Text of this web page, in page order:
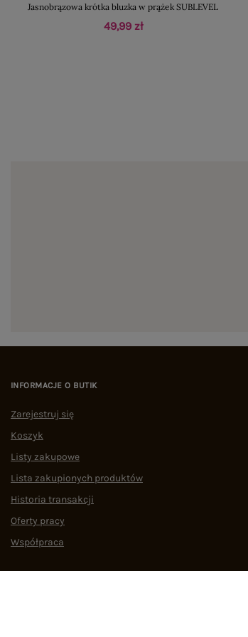
Jasnobrązowa krótka bluzka w prążek SUBLEVEL
49,99 zł
INFORMACJE O BUTIK
Zarejestruj się
Koszyk
Listy zakupowe
Lista zakupionych produktów
Historia transakcji
Oferty pracy
Współpraca